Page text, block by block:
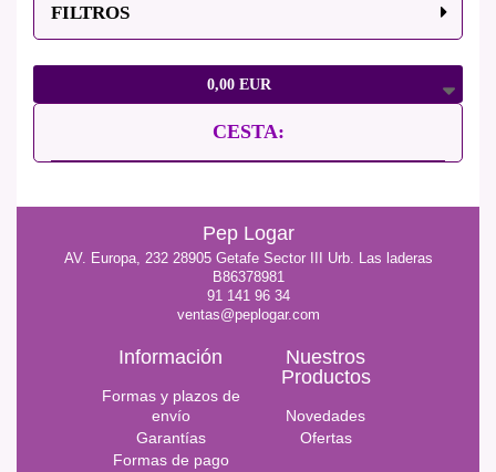
FILTROS
0,00 EUR
CESTA:
Pep Logar
AV. Europa, 232 28905 Getafe Sector III Urb. Las laderas
B86378981
91 141 96 34
ventas@peplogar.com
Información
Formas y plazos de
envío
Garantías
Formas de pago
Nuestros
Productos
Novedades
Ofertas